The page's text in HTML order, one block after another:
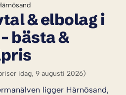
& elbolag i
bästa &
idag, 9 augusti 2026)
ligger Härnösand,